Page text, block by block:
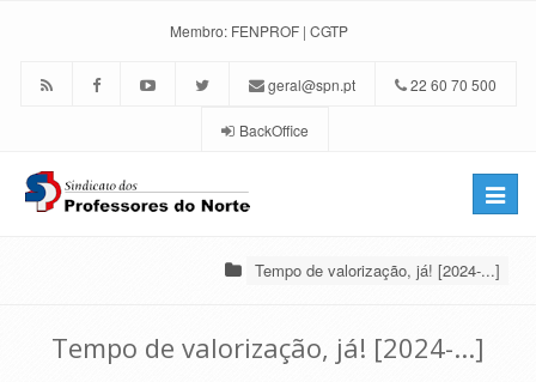
Membro: FENPROF | CGTP
geral@spn.pt 22 60 70 500
BackOffice
Toggle
Tempo de valorização, já! [2024-...]
Tempo de valorização, já! [2024-...]